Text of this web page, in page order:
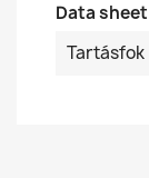
Data sheet
Tartásfok